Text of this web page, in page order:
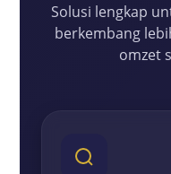
Solusi lengkap
berkembang
omzet